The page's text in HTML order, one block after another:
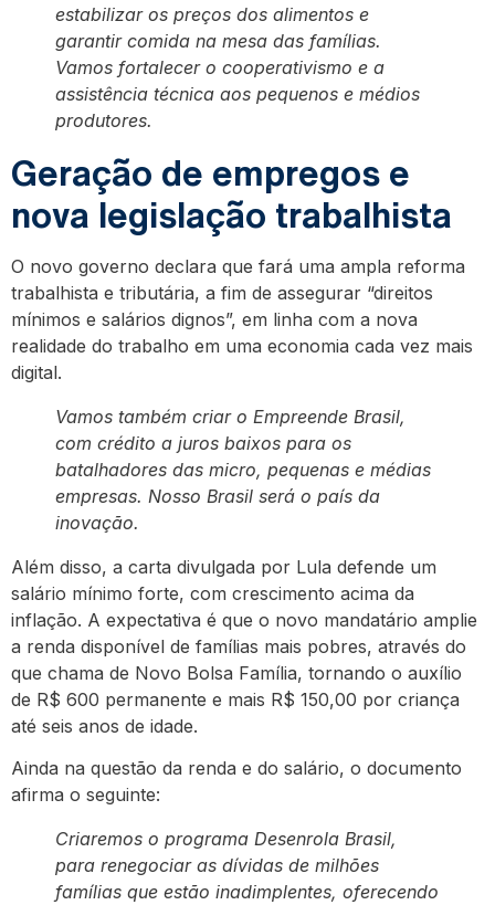
estabilizar os preços dos alimentos e
garantir comida na mesa das famílias.
Vamos fortalecer o cooperativismo e a
assistência técnica aos pequenos e médios
produtores.
Geração de empregos e
nova legislação trabalhista
O novo governo declara que fará uma ampla reforma
trabalhista e tributária, a fim de assegurar “direitos
mínimos e salários dignos”, em linha com a nova
realidade do trabalho em uma economia cada vez mais
digital.
Vamos também criar o Empreende Brasil,
com crédito a juros baixos para os
batalhadores das micro, pequenas e médias
empresas. Nosso Brasil será o país da
inovação.
Além disso, a carta divulgada por Lula defende um
salário mínimo forte, com crescimento acima da
inflação. A expectativa é que o novo mandatário amplie
a renda disponível de famílias mais pobres, através do
que chama de Novo Bolsa Família, tornando o auxílio
de R$ 600 permanente e mais R$ 150,00 por criança
até seis anos de idade.
Ainda na questão da renda e do salário, o documento
afirma o seguinte:
Criaremos o programa Desenrola Brasil,
para renegociar as dívidas de milhões
famílias que estão inadimplentes, oferecendo